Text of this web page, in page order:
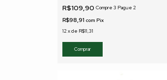
R$109,90 Compre 3 Pague 2
R$98,91 com Pix
12 xde R$11,31